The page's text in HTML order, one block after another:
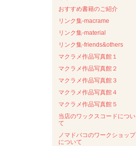
おすすめ書籍のご紹介
リンク集-macrame
リンク集-material
リンク集-friends&others
マクラメ作品写真館１
マクラメ作品写真館２
マクラメ作品写真館３
マクラメ作品写真館４
マクラメ作品写真館５
当店のワックスコードについ
て
ノマドバコのワークショップ
について